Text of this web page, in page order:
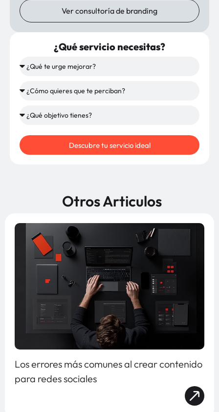
Ver consultoría de branding
¿Qué servicio necesitas?
Descubre tu servicio ideal
Otros Articulos
Los errores más comunes al crear contenido
para redes sociales